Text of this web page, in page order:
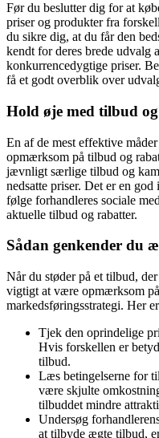
Før du beslutter dig for at
priser og produkter fra
du sikre dig, at du får den
kendt for deres brede udvalg
konkurrencedygtige priser.
få et godt overblik over
Hold øje med tilbud
En af de mest effektive
opmærksom på tilbud og
jævnligt særlige tilbud og
nedsatte priser. Det er en
følge forhandleres sociale
aktuelle tilbud og rabatter.
Sådan genkender du
Når du støder på et tilbud,
vigtigt at være opmærksom
markedsføringsstrategi. Her
Tjek den oprindelige
Hvis forskellen er
tilbud.
Læs betingelserne for
være skjulte
tilbuddet mindre
Undersøg
at tilbyde ægte tilbud,